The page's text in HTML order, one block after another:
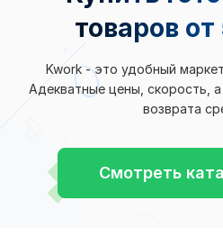
товаров
Kwork - это удобный
Адекватные цены, скорость, а
возврата
Смотреть